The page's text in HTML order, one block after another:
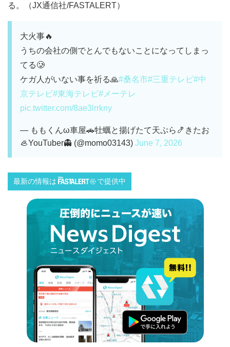
る。（JX通信社/FASTALERT）
大火事🔥
うちの会社の側でとんでもないことになってしまっ
てる🥲
ケガ人がいない事を祈る🙏#桑名市#三重テレビ#中
京テレビ#東海テレビ#メーテレ
pic.twitter.com/8ae3lrrkny
— ももくんω車屋🚗牡蠣と揚げたて天ぷら🍤きたお
🦪YouTuber👻 (@momo03143) June 7, 2026
最新の情報は で提供中